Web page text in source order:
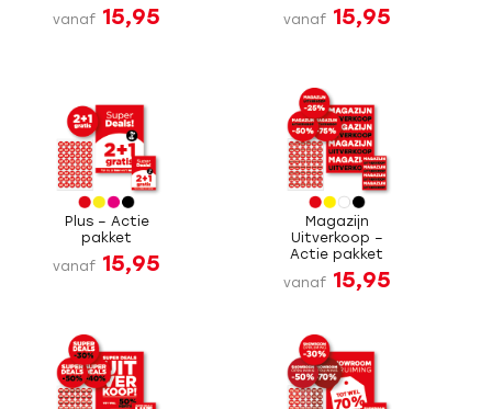
vanaf 15,95
vanaf 15,95
Plus – Actie
pakket
vanaf 15,95
Magazijn
Uitverkoop –
Actie pakket
vanaf 15,95